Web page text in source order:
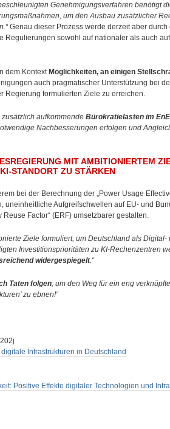
Genehmigungsverfahren benötigt
um den Ausbau zusätzlicher
Genau dieser Prozess werde derzeit aber durch
Regulierungen sowohl auf nationaler als auch
dem Kontext Möglichkeiten, an einigen
auch pragmatischer Unterstützung bei
Regierung formulierten Ziele zu erreichen.
aufkommende Bürokratielasten im
Nachbesserungen erfolgen und
MIT AMBITIONIERTEM
STANDORT ZU STÄRKEN
bei der Berechnung der „Power Usage
uneinheitliche Aufgreifschwellen auf EU- und
Factor“ (ERF) umsetzbarer gestalten.
Ziele formuliert, um Deutschland als Digital-
Investitionsprioritäten zu KI-Rechenzentren
widergespiegelt.“
Taten folgen, um den Weg für ein eng
zu ebnen!“
Infrastrukturen in Deutschland
Positive Effekte digitaler Technologien und